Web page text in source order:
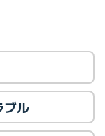
ル